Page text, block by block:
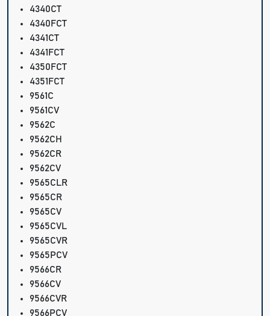
4340CT
4340FCT
4341CT
4341FCT
4350FCT
4351FCT
9561C
9561CV
9562C
9562CH
9562CR
9562CV
9565CLR
9565CR
9565CV
9565CVL
9565CVR
9565PCV
9566CR
9566CV
9566CVR
9566PCV